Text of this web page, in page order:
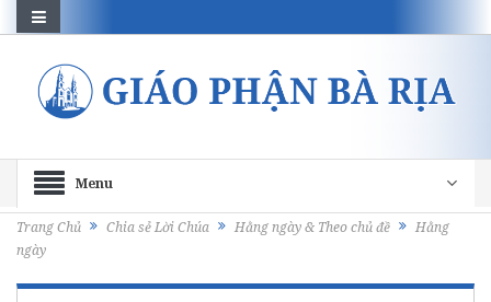
Menu
Trang Chủ Chia sẻ Lời Chúa Hằng ngày & Theo chủ đề
Hằng
ngày